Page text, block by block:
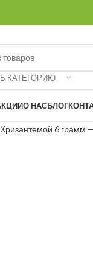
КАТЕГОРИЮ
О НАСБЛОГ